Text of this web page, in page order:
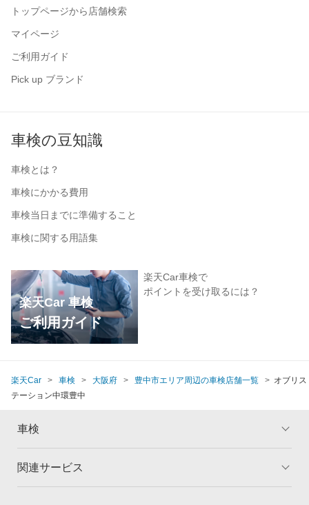
トップページから店舗検索
マイページ
ご利用ガイド
Pick up ブランド
車検の豆知識
車検とは？
車検にかかる費用
車検当日までに準備すること
車検に関する用語集
楽天Car 車検
ご利用ガイド
楽天Car車検で
ポイントを受け取るには？
楽天Car 車検 大阪府 豊中市エリア周辺の車検店舗一覧
オブリス
テーション中環豊中
車検
トップ
関連サービス